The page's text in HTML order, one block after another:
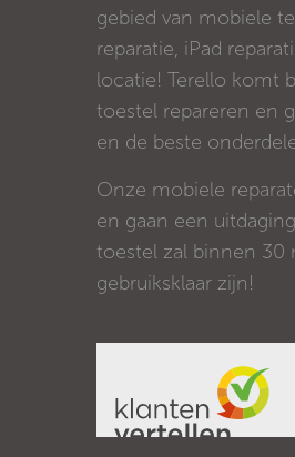
gebied van mobiele
reparatie, iPad
locatie! Terello komt
toestel repareren en
en de beste
Onze mobiele
en gaan een
toestel zal binnen 30
gebruiksklaar zijn!